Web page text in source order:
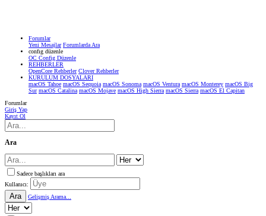
Forumlar
Yeni Mesajlar Forumlarda Ara
confıg düzenle
OC Config Düzenle
REHBERLER
OpenCore Rehberler Clover Rehberler
KURULUM DOSYALARI
macOS Tahoe macOS Sequoia macOS Sonoma macOS Ventura macOS Monterey macOS Big
Sur macOS Catalina macOS Mojave macOS High Sierra macOS Sierra macOS El Capitan
Forumlar
Giriş Yap
Kayıt Ol
Ara
Sadece başlıkları ara
Kullanıcı:
Ara Gelişmiş Arama...